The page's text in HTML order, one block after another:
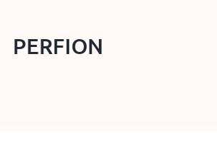
Cases & Referenties
PERFION